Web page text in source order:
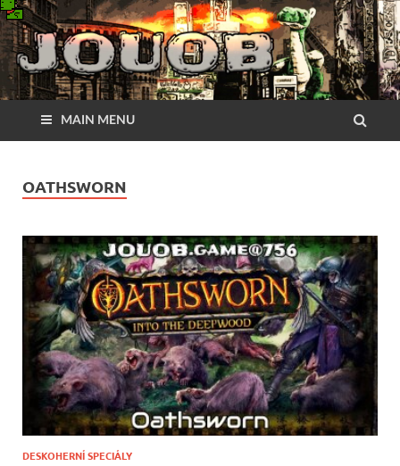
MAIN MENU
OATHSWORN
DESKOHERNÍ SPECIÁLY